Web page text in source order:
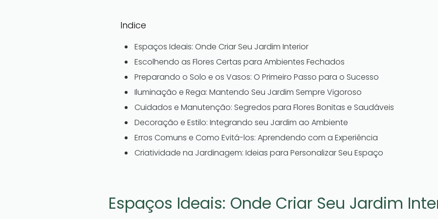
Indice
Espaços Ideais: Onde Criar Seu Jardim Interior
Escolhendo as Flores Certas para Ambientes Fechados
Preparando o Solo e os Vasos: O Primeiro Passo para o Sucesso
Iluminação e Rega: Mantendo Seu Jardim Sempre Vigoroso
Cuidados e Manutenção: Segredos para Flores Bonitas e Saudáveis
Decoração e Estilo: Integrando seu Jardim ao Ambiente
Erros Comuns e Como Evitá-los: Aprendendo com a Experiência
Criatividade na Jardinagem: Ideias para Personalizar Seu Espaço
Espaços Ideais: Onde Criar Seu Jardim